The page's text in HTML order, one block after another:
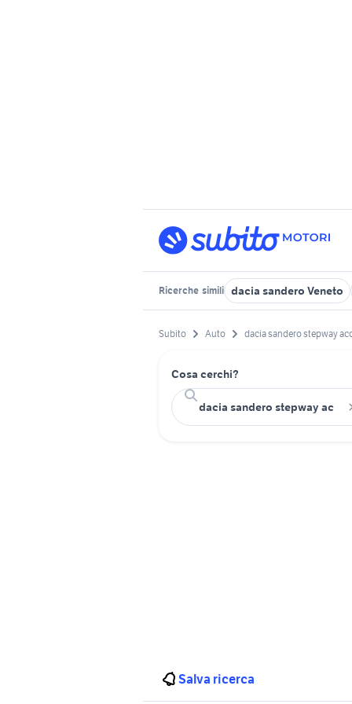
Ricerche simili dacia sandero Veneto
Subito Auto dacia sandero stepway
Cosa cerchi?
Salva ricerca